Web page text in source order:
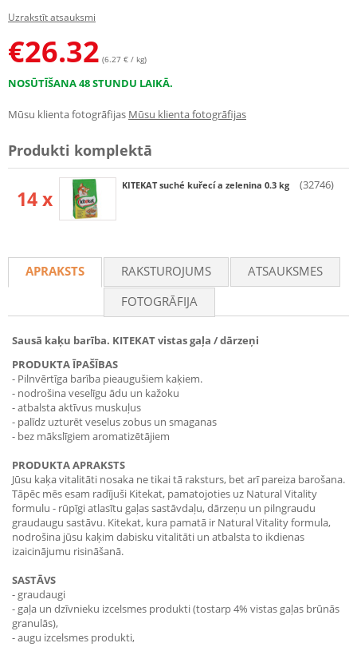
Uzrakstīt atsauksmi
€26.32 (6.27 € / kg)
NOSŪTĪŠANA 48 STUNDU LAIKĀ.
Mūsu klienta fotogrāfijas Mūsu klienta fotogrāfijas
Produkti komplektā
14 x
KITEKAT suché kuřecí a zelenina 0.3 kg (32746)
APRAKSTS RAKSTUROJUMS
ATSAUKSMES
FOTOGRĀFIJA
Sausā kaķu barība. KITEKAT vistas gaļa / dārzeņi
PRODUKTA ĪPAŠĪBAS
- Pilnvērtīga barība pieaugušiem kaķiem.
- nodrošina veselīgu ādu un kažoku
- atbalsta aktīvus muskuļus
- palīdz uzturēt veselus zobus un smaganas
- bez mākslīgiem aromatizētājiem
PRODUKTA APRAKSTS
Jūsu kaķa vitalitāti nosaka ne tikai tā raksturs, bet arī pareiza barošana.
Tāpēc mēs esam radījuši Kitekat, pamatojoties uz Natural Vitality
formulu - rūpīgi atlasītu gaļas sastāvdaļu, dārzeņu un pilngraudu
graudaugu sastāvu. Kitekat, kura pamatā ir Natural Vitality formula,
nodrošina jūsu kaķim dabisku vitalitāti un atbalsta to ikdienas
izaicinājumu risināšanā.
SASTĀVS
- graudaugi
- gaļa un dzīvnieku izcelsmes produkti (tostarp 4% vistas gaļas brūnās
granulās),
- augu izcelsmes produkti,